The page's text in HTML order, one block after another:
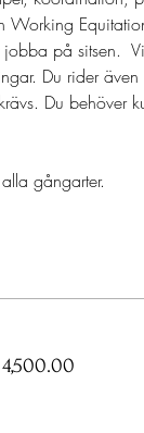
på sitsen.
Du rider
Du
gångarter.